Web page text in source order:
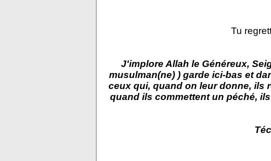
Tu
J'implore Allah le Généreux,
musulman(ne) ) garde ici-bas et
ceux qui, quand on leur donne, ils
quand ils commettent un péché,